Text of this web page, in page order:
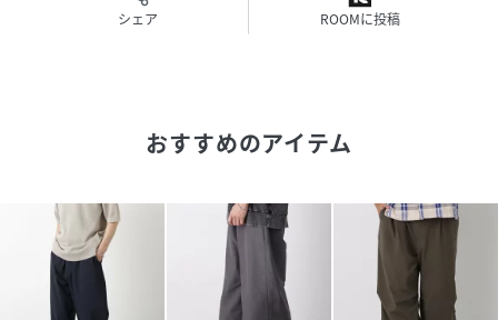
■コーディネート
・程よいワイドシルエット
Sサイズ: 163-170cm
Mサイズ: 168-175cm
Lサイズ: 173-180cm
XLサイズ: 175-182cm
シェア ROOMに投稿
おすすめのアイテム